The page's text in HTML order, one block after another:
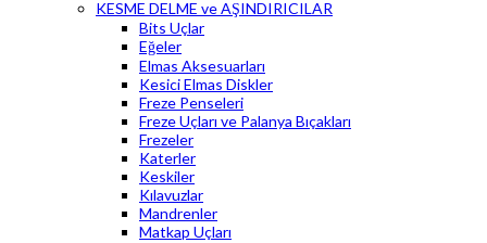
KESME DELME ve AŞINDIRICILAR
Bits Uçlar
Eğeler
Elmas Aksesuarları
Kesici Elmas Diskler
Freze Penseleri
Freze Uçları ve Palanya Bıçakları
Frezeler
Katerler
Keskiler
Kılavuzlar
Mandrenler
Matkap Uçları